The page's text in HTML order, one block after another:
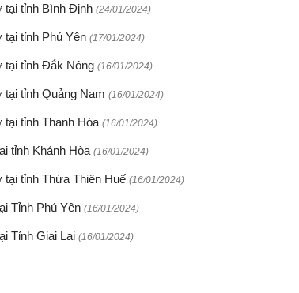
tại tỉnh Bình Định (24/01/2024)
tỉnh Phú Yên (17/01/2024)
tại tỉnh Đắk Nông (16/01/2024)
tỉnh Quảng Nam (16/01/2024)
tỉnh Thanh Hóa (16/01/2024)
tỉnh Khánh Hòa (16/01/2024)
tỉnh Thừa Thiên Huế (16/01/2024)
Tỉnh Phú Yên (16/01/2024)
Tỉnh Giai Lai (16/01/2024)